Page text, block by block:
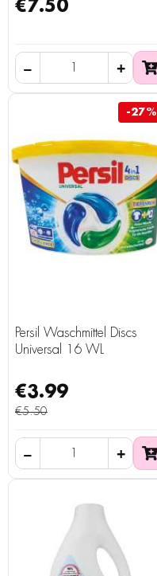
€7.50
Persil Waschmittel Discs
Universal 16 WL
€3.99
€5.50
-27%